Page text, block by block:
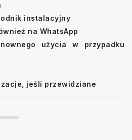
instalacyjny
na WhatsApp
użycia w przypadku
jeśli przewidziane